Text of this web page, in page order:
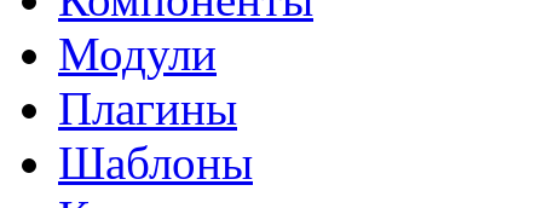
Модули
Плагины
Шаблоны